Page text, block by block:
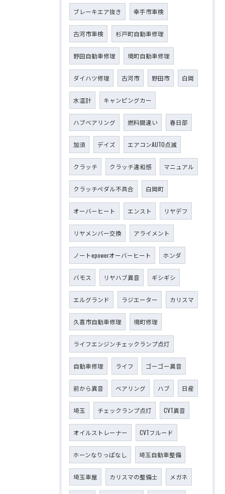
ブレーキエア抜き 幸手市車検
古河市車検 杉戸町自動車修理
野田自動車修理 境町自動車修理
ダイハツ修理 古河市 野田市 白岡
水温計 キャンピングカー
ハブベアリング 燃料間違い 春日部
加須 デイズ エアコンAUTO点滅
クラッチ クラッチ違和感 マニュアル
クラッチペダル不具合 白岡町
オーバーヒート エンスト リヤデフ
リヤメンバー交換 アライメント
ノートepowerオーバーヒート ホンダ
バモス リヤハブ異音 ギシギシ
エルグランド ラジエーター カリスマ
久喜市自動車修理 境町修理
ライフエンジンチェックランプ点灯
自動車修理 ライフ ゴーゴー異音
前から異音 ベアリング ハブ 日産
埼玉 チェックランプ点灯 CVT異音
オイルストレーナー CVTフルード
ホーンなりっぱなし 埼玉自動車整備
埼玉車屋 カリスマの整備士 メガネ